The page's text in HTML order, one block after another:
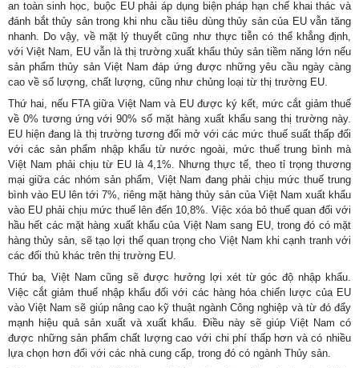
an toàn sinh học, buộc EU phải áp dụng biện pháp hạn chế khai thác và
đánh bắt thủy sản trong khi nhu cầu tiêu dùng thủy sản của EU vẫn tăng
nhanh. Do vậy, về mặt lý thuyết cũng như thực tiễn có thể khẳng định,
với Việt Nam, EU vẫn là thị trường xuất khẩu thủy sản tiềm năng lớn nếu
sản phẩm thủy sản Việt Nam đáp ứng được những yêu cầu ngày càng
cao về số lượng, chất lượng, cũng như chủng loại từ thị trường EU.
Thứ hai, nếu FTA giữa Việt Nam và EU được ký kết, mức cắt giảm thuế
về 0% tương ứng với 90% số mặt hàng xuất khẩu sang thị trường này.
EU hiện đang là thị trường tương đối mở với các mức thuế suất thấp đối
với các sản phẩm nhập khẩu từ nước ngoài, mức thuế trung bình mà
Việt Nam phải chịu từ EU là 4,1%. Nhưng thực tế, theo tỉ trọng thương
mại giữa các nhóm sản phẩm, Việt Nam đang phải chịu mức thuế trung
bình vào EU lên tới 7%, riêng mặt hàng thủy sản của Việt Nam xuất khẩu
vào EU phải chịu mức thuế lên đến 10,8%. Việc xóa bỏ thuế quan đối với
hầu hết các mặt hàng xuất khẩu của Việt Nam sang EU, trong đó có mặt
hàng thủy sản, sẽ tạo lợi thế quan trọng cho Việt Nam khi cạnh tranh với
các đối thủ khác trên thị trường EU.
Thứ ba, Việt Nam cũng sẽ được hưởng lợi xét từ góc độ nhập khẩu.
Việc cắt giảm thuế nhập khẩu đối với các hàng hóa chiến lược của EU
vào Việt Nam sẽ giúp nâng cao kỹ thuật ngành Công nghiệp và từ đó đẩy
mạnh hiệu quả sản xuất và xuất khẩu. Điều này sẽ giúp Việt Nam có
được những sản phẩm chất lượng cao với chi phí thấp hơn và có nhiều
lựa chọn hơn đối với các nhà cung cấp, trong đó có ngành Thủy sản.